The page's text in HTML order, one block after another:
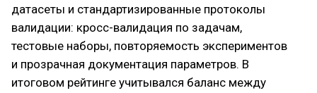
датасеты и стандартизированные протоколы
валидации: кросс-валидация по задачам,
тестовые наборы, повторяемость экспериментов
и прозрачная документация параметров. В
итоговом рейтинге учитывался баланс между